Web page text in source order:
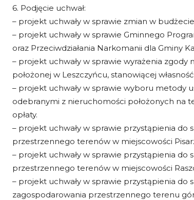
6. Podjęcie uchwał:
– projekt uchwały w sprawie zmian w
– projekt uchwały w sprawie Gminnego
oraz Przeciwdziałania Narkomanii dla Gminy
– projekt uchwały w sprawie wyrażenia
położonej w Leszczyńcu, stanowiącej
– projekt uchwały w sprawie wyboru metody
odebranymi z nieruchomości położonych na
opłaty.
– projekt uchwały w sprawie przystąpienia
przestrzennego terenów w miejscowości
– projekt uchwały w sprawie przystąpienia
przestrzennego terenów w miejscowości
– projekt uchwały w sprawie przystąpienia
zagospodarowania przestrzennego terenu